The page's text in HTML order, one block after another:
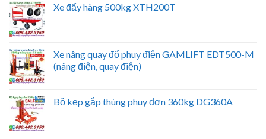
Xe đẩy hàng 500kg XTH200T
Xe nâng quay đổ phuy điện GAMLIFT EDT500-M
(nâng điện, quay điện)
Bộ kẹp gắp thùng phuy đơn 360kg DG360A